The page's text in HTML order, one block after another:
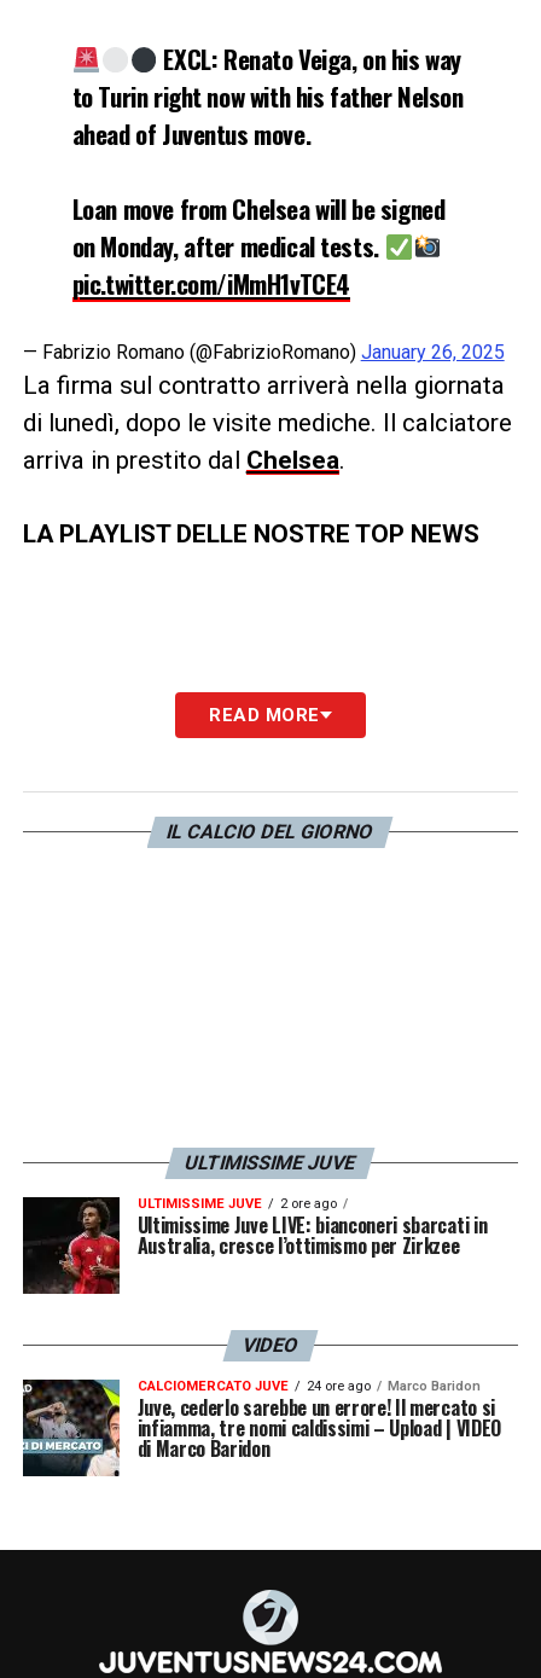
EXCL: Renato Veiga, on his way
to Turin right now with his father Nelson
ahead of Juventus move.
Loan move from Chelsea will be signed
on Monday, after medical tests.
pic.twitter.com/iMmH1vTCE4
— Fabrizio Romano (@FabrizioRomano) January 26, 2025
La firma sul contratto arriverà nella giornata
di lunedì, dopo le visite mediche. Il calciatore
arriva in prestito dal Chelsea.
LA PLAYLIST DELLE NOSTRE TOP NEWS
READ MORE
IL CALCIO DEL GIORNO
ULTIMISSIME JUVE
ULTIMISSIME JUVE 2 ore ago
Ultimissime Juve LIVE: bianconeri sbarcati in
Australia, cresce l’ottimismo per Zirkzee
VIDEO
CALCIOMERCATO JUVE 24 ore ago Marco Baridon
Juve, cederlo sarebbe un errore! Il mercato si
infiamma, tre nomi caldissimi – Upload | VIDEO
di Marco Baridon